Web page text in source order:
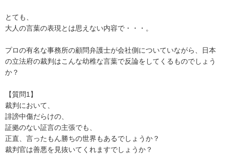
とても、
大人の言葉の表現とは思えない内容で・・・。
プロの有名な事務所の顧問弁護士が会社側についていながら、日本
の立法府の裁判はこんな幼稚な言葉で反論をしてくるものでしょう
か？
【質問1】
裁判において、
誹謗中傷だらけの、
証拠のない証言の主張でも、
正直、言ったもん勝ちの世界もあるでしょうか？
裁判官は善悪を見抜いてくれますでしょうか？